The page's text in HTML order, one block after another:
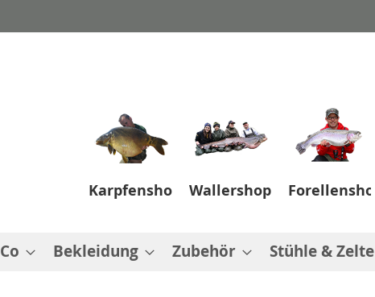
Karpfenshop Wallershop Forellenshop
Bekleidung Zubehör Stühle & Zelte